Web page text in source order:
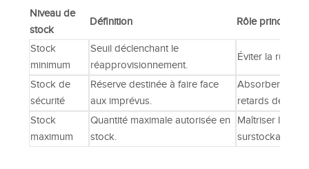
Niveau de
stock
Définition Rôle principal
Stock
minimum
Seuil déclenchant le
réapprovisionnement.
Éviter la
Stock de
sécurité
Réserve destinée à faire face
aux imprévus.
Absorber les
retards de
Stock
maximum
Quantité maximale autorisée en
stock.
Maîtriser les
surstockage.